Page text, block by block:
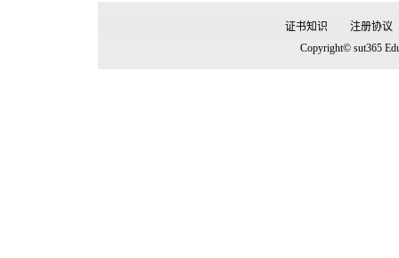
证书知识
注册协议
Copyright© sut365